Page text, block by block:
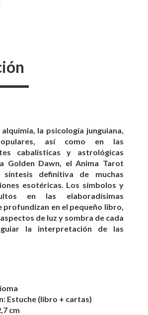
la psicología junguiana,
así como en las
cabalísticas y astrológicas
Golden Dawn, el Anima Tarot
definitiva de muchas
esotéricas. Los símbolos y
en las elaboradísimas
profundizan en el pequeño libro,
de luz y sombra de cada
la interpretación de las
Estuche (libro + cartas)
cm